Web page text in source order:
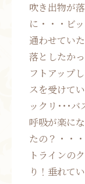
吹き出物が
に・・・ビ
通わせてい
落としたか
フトアップ
スを受けて
ックリ･･･バ
呼吸が楽に
たの？・・
トラインの
り！垂れて